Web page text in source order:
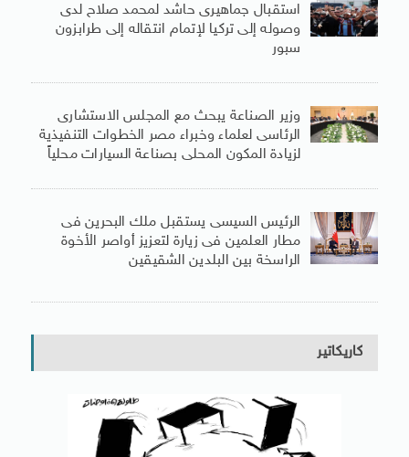
استقبال جماهيرى حاشد لمحمد صلاح لدى
وصوله إلى تركيا لإتمام انتقاله إلى طرابزون
سبور
وزير الصناعة يبحث مع المجلس الاستشارى
الرئاسى لعلماء وخبراء مصر الخطوات التنفيذية
لزيادة المكون المحلى بصناعة السيارات محلياً
الرئيس السيسى يستقبل ملك البحرين فى
مطار العلمين فى زيارة لتعزيز أواصر الأخوة
الراسخة بين البلدين الشقيقين
كاريكاتير